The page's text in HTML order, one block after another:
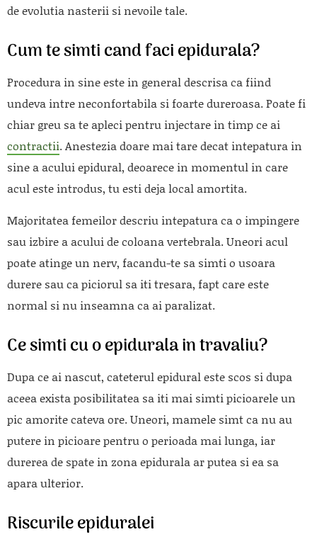
de evolutia nasterii si nevoile tale.
Cum te simti cand faci epidurala?
Procedura in sine este in general descrisa ca fiind
undeva intre neconfortabila si foarte dureroasa. Poate fi
chiar greu sa te apleci pentru injectare in timp ce ai
contractii. Anestezia doare mai tare decat intepatura in
sine a acului epidural, deoarece in momentul in care
acul este introdus, tu esti deja local amortita.
Majoritatea femeilor descriu intepatura ca o impingere
sau izbire a acului de coloana vertebrala. Uneori acul
poate atinge un nerv, facandu-te sa simti o usoara
durere sau ca piciorul sa iti tresara, fapt care este
normal si nu inseamna ca ai paralizat.
Ce simti cu o epidurala in travaliu?
Dupa ce ai nascut, cateterul epidural este scos si dupa
aceea exista posibilitatea sa iti mai simti picioarele un
pic amorite cateva ore. Uneori, mamele simt ca nu au
putere in picioare pentru o perioada mai lunga, iar
durerea de spate in zona epidurala ar putea si ea sa
apara ulterior.
Riscurile epiduralei